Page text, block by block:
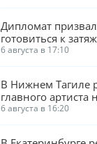
Дипломат
готовиться к
6 августа в 17:10
В Нижнем Тагиле
главного артиста
6 августа в 16:20